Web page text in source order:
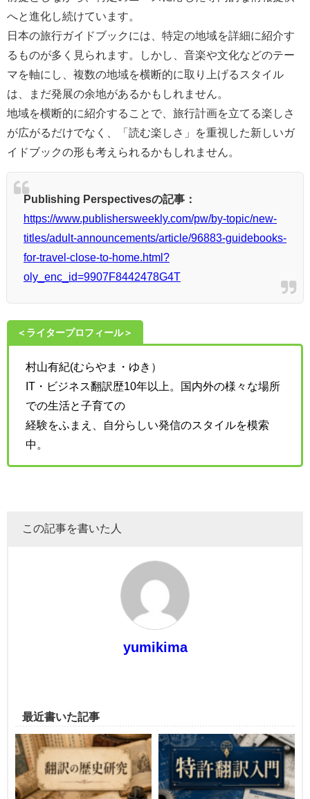
へと進化し続けています。
日本の旅行ガイドブックには、特定の地域を詳細に紹介す
るものが多く見られます。しかし、音楽や文化などのテー
マを軸にし、複数の地域を横断的に取り上げるスタイル
は、まだ発展の余地があるかもしれません。
地域を横断的に紹介することで、旅行計画を立てる楽しさ
が広がるだけでなく、「読む楽しさ」を重視した新しいガ
イドブックの形も考えられるかもしれません。
Publishing Perspectivesの記事：
https://www.publishersweekly.com/pw/by-topic/new-
titles/adult-announcements/article/96883-guidebooks-
for-travel-close-to-home.html?
oly_enc_id=9907F8442478G4T
＜ライタープロフィール＞
村山有紀(むらやま・ゆき）
IT・ビジネス翻訳歴10年以上。国内外の様々な場所
での生活と子育ての
経験をふまえ、自分らしい発信のスタイルを模索
中。
この記事を書いた人
yumikima
最近書いた記事